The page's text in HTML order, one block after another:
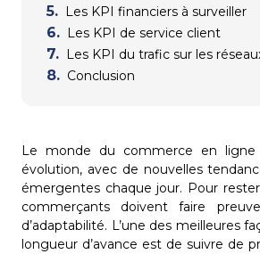
Les KPI financiers à surveiller
Les KPI de service client
Les KPI du trafic sur les
Conclusion
Le monde du commerce en
évolution, avec de nouvelles
émergentes chaque jour. Pour
commerçants doivent faire
d’adaptabilité. L’une des meilleures
longueur d’avance est de suivre de